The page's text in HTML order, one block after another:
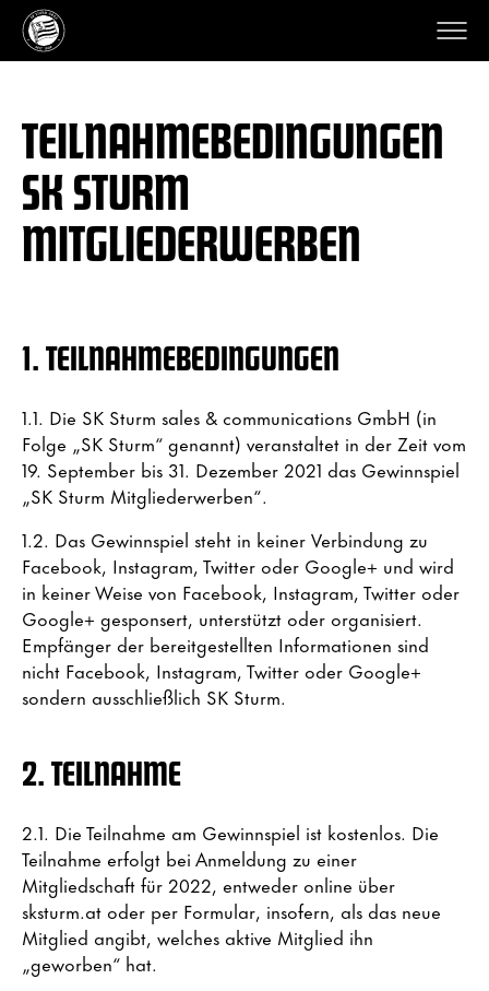
TEILNAHMEBEDINGUNGEN
SK STURM
MITGLIEDERWERBEN
1. TEILNAHMEBEDINGUNGEN
1.1. Die SK Sturm sales & communications GmbH (in
Folge „SK Sturm“ genannt) veranstaltet in der Zeit vom
19. September bis 31. Dezember 2021 das Gewinnspiel
„SK Sturm Mitgliederwerben“.
1.2. Das Gewinnspiel steht in keiner Verbindung zu
Facebook, Instagram, Twitter oder Google+ und wird
in keiner Weise von Facebook, Instagram, Twitter oder
Google+ gesponsert, unterstützt oder organisiert.
Empfänger der bereitgestellten Informationen sind
nicht Facebook, Instagram, Twitter oder Google+
sondern ausschließlich SK Sturm.
2. TEILNAHME
2.1. Die Teilnahme am Gewinnspiel ist kostenlos. Die
Teilnahme erfolgt bei Anmeldung zu einer
Mitgliedschaft für 2022, entweder online über
sksturm.at oder per Formular, insofern, als das neue
Mitglied angibt, welches aktive Mitglied ihn
„geworben“ hat.